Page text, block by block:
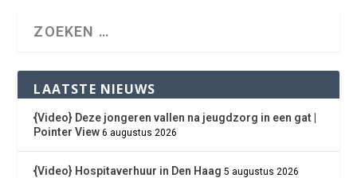
LAATSTE NIEUWS
{Video} Deze jongeren vallen na jeugdzorg in een gat |
Pointer View 6 augustus 2026
{Video} Hospitaverhuur in Den Haag 5 augustus 2026